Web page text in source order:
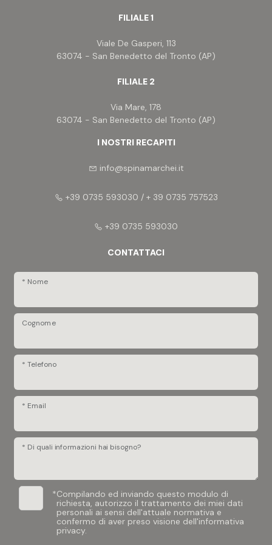
FILIALE 1
Viale De Gasperi, 113
63074 - San Benedetto del Tronto (AP)
FILIALE 2
Via Mare, 178
63074 - San Benedetto del Tronto (AP)
I NOSTRI RECAPITI
info@spinamarchei.it
+39 0735 593030 / + 39 0735 757523
+39 0735 593030
CONTATTACI
* Nome
Cognome
* Telefono
* Email
* Di quali informazioni hai bisogno?
*Compilando ed inviando questo modulo di
richiesta, autorizzo il trattamento dei miei dati
personali ai sensi dell'attuale normativa e
confermo di aver preso visione dell'informativa
privacy.